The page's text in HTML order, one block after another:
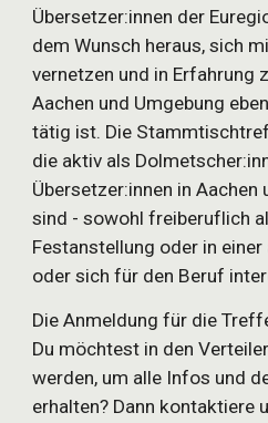
Übersetzer:innen der
dem Wunsch heraus, sich
vernetzen und in Erfahrung
Aachen und Umgebung
tätig ist. Die
die aktiv als
Übersetzer:innen in Aachen
sind - sowohl freiberuflich
Festanstellung oder in
oder sich für den Beruf
Die Anmeldung für die
Du möchtest in den
werden, um alle Infos und
erhalten? Dann kontaktiere